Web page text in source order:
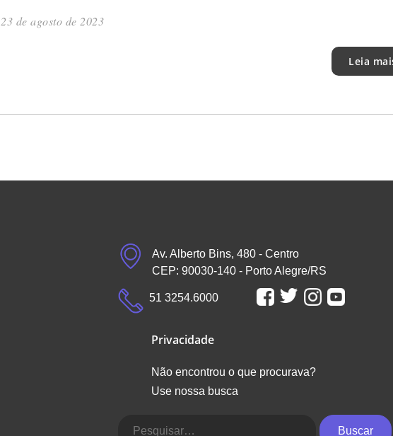
23 de agosto de 2023
Leia
Av. Alberto Bins, 480 - Centro
CEP: 90030-140 - Porto Alegre/RS
51 3254.6000
Privacidade
Não encontrou o que procurava?
Use nossa busca
Buscar